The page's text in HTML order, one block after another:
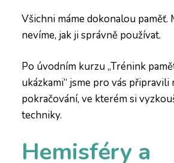
Všichni máme dokonalou paměť.
nevíme, jak ji správně používat.
Po úvodním kurzu „Trénink
ukázkami“ jsme pro vás připravili
pokračování, ve kterém si
techniky.
Hemisféry a